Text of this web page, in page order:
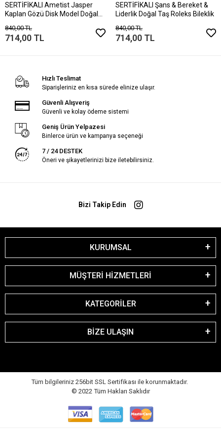
SERTİFİKALI Ametist Jasper
Kaplan Gözü Disk Model Doğal
840,00 TL
714,00 TL
SERTİFİKALI Şans & Bereket &
Liderlik Doğal Taş Roleks Bileklik
840,00 TL
714,00 TL
Hızlı Teslimat
Siparişleriniz en kısa sürede elinize ulaşır.
Güvenli Alışveriş
Güvenli ve kolay ödeme sistemi
Geniş Ürün Yelpazesi
Binlerce ürün ve kampanya seçeneği
7 / 24 DESTEK
Öneri ve şikayetlerinizi bize iletebilirsiniz.
Bizi Takip Edin
KURUMSAL
MÜŞTERİ HİZMETLERİ
KATEGORİLER
BİZE ULAŞIN
Tüm bilgileriniz 256bit SSL Sertifikası ile korunmaktadır.
© 2022 Tüm Hakları Saklıdır